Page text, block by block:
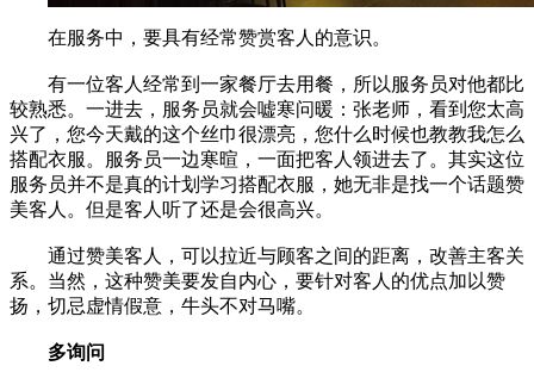
在服务中，要具有经常赞赏客人的意识。
有一位客人经常到一家餐厅去用餐，所以服务员对他都比
较熟悉。一进去，服务员就会嘘寒问暖：张老师，看到您太高
兴了，您今天戴的这个丝巾很漂亮，您什么时候也教教我怎么
搭配衣服。服务员一边寒暄，一面把客人领进去了。其实这位
服务员并不是真的计划学习搭配衣服，她无非是找一个话题赞
美客人。但是客人听了还是会很高兴。
通过赞美客人，可以拉近与顾客之间的距离，改善主客关
系。当然，这种赞美要发自内心，要针对客人的优点加以赞
扬，切忌虚情假意，牛头不对马嘴。
多询问